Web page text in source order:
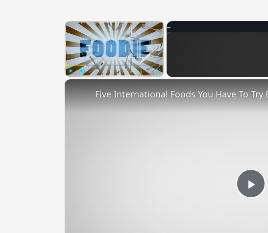
×
Five International Foods You Have To Try